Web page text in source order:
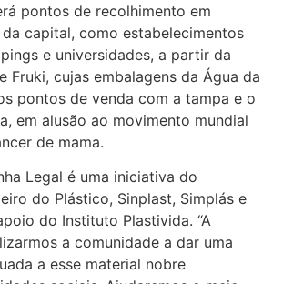
pontos de recolhimento em
capital, como estabelecimentos
e universidades, a partir da
Fruki, cujas embalagens da Água da
pontos de venda com a tampa e o
em alusão ao movimento mundial
de mama.
Legal é uma iniciativa do
do Plástico, Sinplast, Simplás e
do Instituto Plastivida. “A
a comunidade a dar uma
a esse material nobre